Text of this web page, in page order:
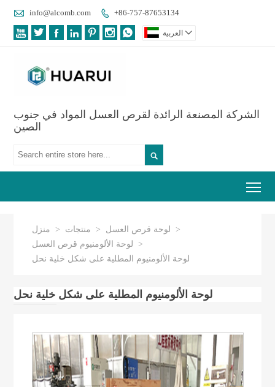
 info@alcomb.com  +86-757-87653134
       العربية 
الشركة المصنعة الرائدة لقرص العسل المواد في جنوب
الصين

منزل > منتجات > لوحة قرص العسل
>
لوحة الألومنيوم قرص العسل
>
لوحة الألومنيوم المطلية على شكل خلية نحل
لوحة الألومنيوم المطلية على شكل خلية نحل